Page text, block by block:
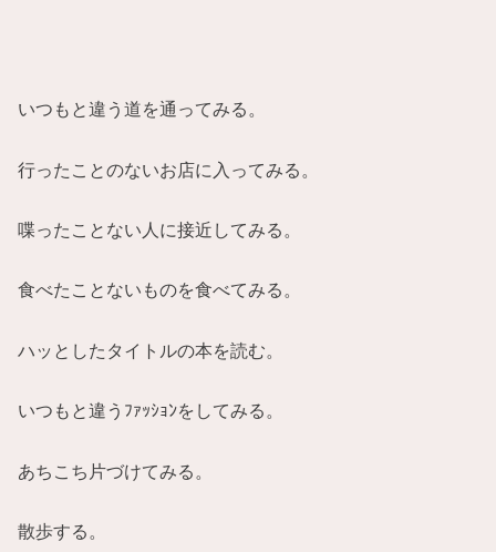
いつもと違う道を通ってみる。
行ったことのないお店に入ってみる。
喋ったことない人に接近してみる。
食べたことないものを食べてみる。
ハッとしたタイトルの本を読む。
いつもと違うﾌｧｯｼｮﾝをしてみる。
あちこち片づけてみる。
散歩する。